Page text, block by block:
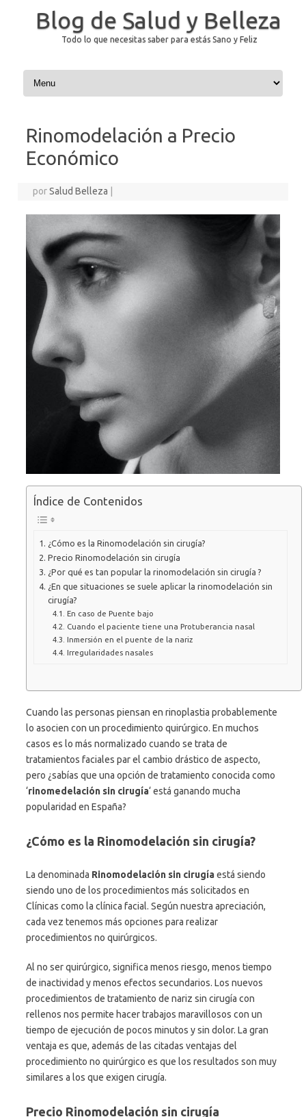
Blog de Salud y Belleza
Todo lo que necesitas saber para estás Sano y Feliz
Saltar al contenido
Rinomodelación a Precio
Económico
porSalud Belleza
Índice de Contenidos
¿Cómo es la Rinomodelación sin cirugía?
Precio Rinomodelación sin cirugía
¿Por qué es tan popular la rinomodelación sin cirugía ?
¿En que situaciones se suele aplicar la rinomodelación sin
cirugía?
En caso de Puente bajo
Cuando el paciente tiene una Protuberancia nasal
Inmersión en el puente de la nariz
Irregularidades nasales
Cuando las personas piensan en rinoplastia probablemente
lo asocien con un procedimiento quirúrgico. En muchos
casos es lo más normalizado cuando se trata de
tratamientos faciales par el cambio drástico de aspecto,
pero ¿sabías que una opción de tratamiento conocida como
‘rinomedelación sin cirugía‘ está ganando mucha
popularidad en España?
¿Cómo es la Rinomodelación sin cirugía?
La denominada Rinomodelación sin cirugíaestá siendo
siendo uno de los procedimientos más solicitados en
Clínicas como la clínica facial. Según nuestra apreciación,
cada vez tenemos más opciones para realizar
procedimientos no quirúrgicos.
Al no ser quirúrgico, significa menos riesgo, menos tiempo
de inactividad y menos efectos secundarios. Los nuevos
procedimientos de tratamiento de nariz sin cirugía con
rellenos nos permite hacer trabajos maravillosos con un
tiempo de ejecución de pocos minutos y sin dolor. La gran
ventaja es que, además de las citadas ventajas del
procedimiento no quirúrgico es que los resultados son muy
similares a los que exigen cirugía.
Precio Rinomodelación sin cirugía